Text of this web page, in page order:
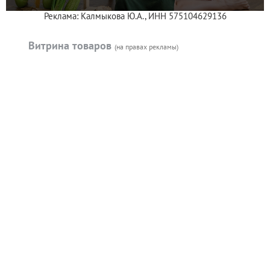
Реклама: Калмыкова Ю.А., ИНН 575104629136
Витрина товаров (на правах рекламы)